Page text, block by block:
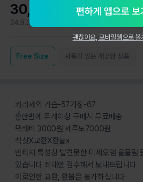
30,000원
24.9.3
Free Size 사용감 있는 깨끗한 상품
카라제외 가슴-57기장-67
☝한번에 두개이상 구매시 무료배송
택배비 3000원 제주도7000원
착샷X교환X환불x
빈티지 특성상 발견못한 미세오염 올풀림
있습니다 최대한 검수해서 보내드립니다
이로인한 교환, 환불은 불가하십니다
괜찮아요, 모바일웹으로 볼